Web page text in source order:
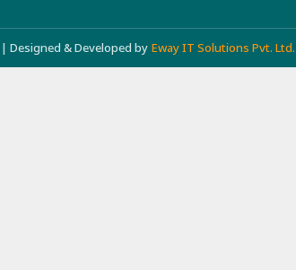
Designed & Developed by Eway IT Solutions Pvt. Ltd.